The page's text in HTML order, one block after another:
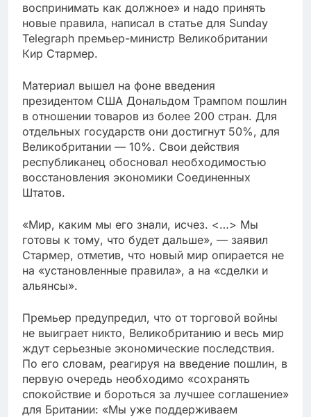
воспринимать как должное» и надо принять
новые правила, написал в статье для Sunday
Telegraph премьер-министр Великобритании
Кир Стармер.
Материал вышел на фоне введения
президентом США Дональдом Трампом пошлин
в отношении товаров из более 200 стран. Для
отдельных государств они достигнут 50%, для
Великобритании — 10%. Свои действия
республиканец обосновал необходимостью
восстановления экономики Соединенных
Штатов.
«Мир, каким мы его знали, исчез. <…> Мы
готовы к тому, что будет дальше», — заявил
Стармер, отметив, что новый мир опирается не
на «установленные правила», а на «сделки и
альянсы».
Премьер предупредил, что от торговой войны
не выиграет никто, Великобританию и весь мир
ждут серьезные экономические последствия.
По его словам, реагируя на введение пошлин, в
первую очередь необходимо «сохранять
спокойствие и бороться за лучшее соглашение»
для Британии: «Мы уже поддерживаем